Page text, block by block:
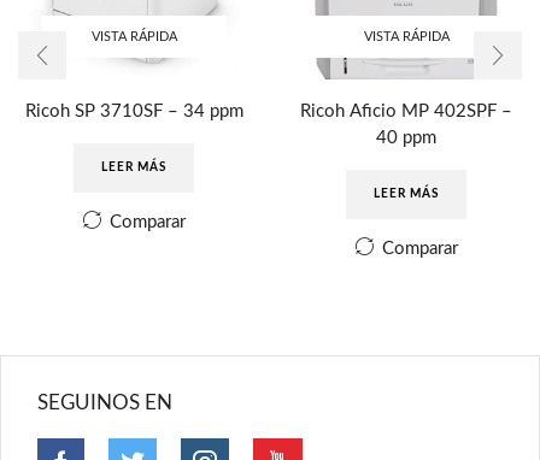
VISTA RÁPIDA
Ricoh SP 3710SF – 34 ppm
LEER MÁS
Comparar
VISTA RÁPIDA
Ricoh Aficio MP 402SPF –
40 ppm
LEER MÁS
Comparar
SEGUINOS EN